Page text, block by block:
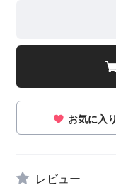
お気に入り
レビュー